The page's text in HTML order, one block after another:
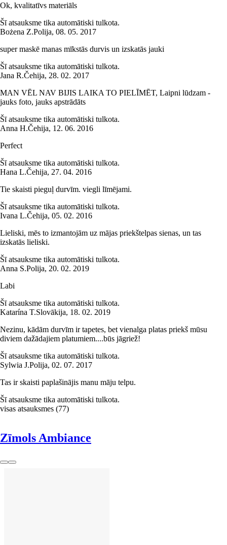
Ok, kvalitatīvs materiāls
Šī atsauksme tika automātiski tulkota.
Bożena Z.Polija, 08. 05. 2017
super maskē manas mīkstās durvis un izskatās jauki
Šī atsauksme tika automātiski tulkota.
Jana R.Čehija, 28. 02. 2017
MAN VĒL NAV BIJIS LAIKA TO PIELĪMĒT, Laipni lūdzam -
jauks foto, jauks apstrādāts
Šī atsauksme tika automātiski tulkota.
Anna H.Čehija, 12. 06. 2016
Perfect
Šī atsauksme tika automātiski tulkota.
Hana L.Čehija, 27. 04. 2016
Tie skaisti pieguļ durvīm. viegli līmējami.
Šī atsauksme tika automātiski tulkota.
Ivana L.Čehija, 05. 02. 2016
Lieliski, mēs to izmantojām uz mājas priekštelpas sienas, un tas
izskatās lieliski.
Šī atsauksme tika automātiski tulkota.
Anna S.Polija, 20. 02. 2019
Labi
Šī atsauksme tika automātiski tulkota.
Katarína T.Slovākija, 18. 02. 2019
Nezinu, kādām durvīm ir tapetes, bet vienalga platas priekš mūsu
diviem dažādajiem platumiem....būs jāgriež!
Šī atsauksme tika automātiski tulkota.
Sylwia J.Polija, 02. 07. 2017
Tas ir skaisti paplašinājis manu māju telpu.
Šī atsauksme tika automātiski tulkota.
visas atsauksmes (77)
Zīmols Ambiance